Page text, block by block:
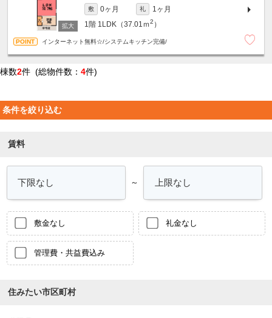
敷 0ヶ月 礼
1ヶ月
1階 1LDK（37.01ｍ2 ）
インターネット無料☆/システムキッチン完備/
棟数2件 (総物件数： 4件)
条件を絞り込む
賃料
～
敷金なし 礼金なし
管理費・共益費込み
住みたい市区町村